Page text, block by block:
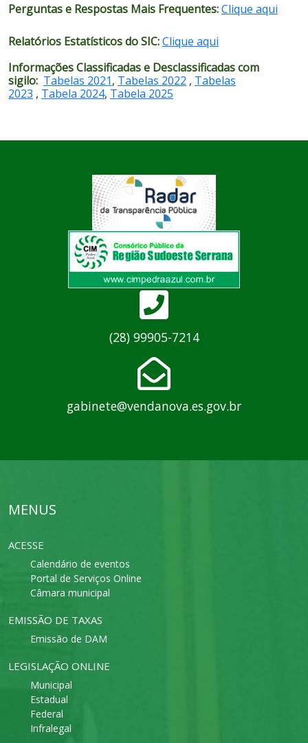
Perguntas e Respostas Mais Frequentes:Clique aqui
Relatórios Estatísticos do SIC:Clique aqui
Informações Classificadas e Desclassificadas com
sigilo: Tabelas 2021, Tabelas 2022 , Tabelas
2023 , Tabela 2024, Tabela 2025
(28) 99905-7214
gabinete@vendanova.es.gov.br
MENUS
ACESSE
Calendário de eventos
Portal de Serviços Online
Câmara municipal
EMISSÃO DE TAXAS
Emissão de DAM
LEGISLAÇÃO ONLINE
Municipal
Estadual
Federal
Infralegal